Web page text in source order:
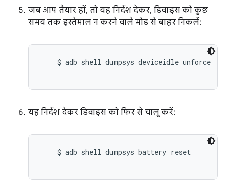
जब आप तैयार हों, तो यह निर्देश देकर, डिवाइस को कुछ
समय तक इस्तेमाल न करने वाले मोड से बाहर निकलें:
    $ adb shell dumpsys deviceidle unforce
यह निर्देश देकर डिवाइस को फिर से चालू करें:
    $ adb shell dumpsys battery reset